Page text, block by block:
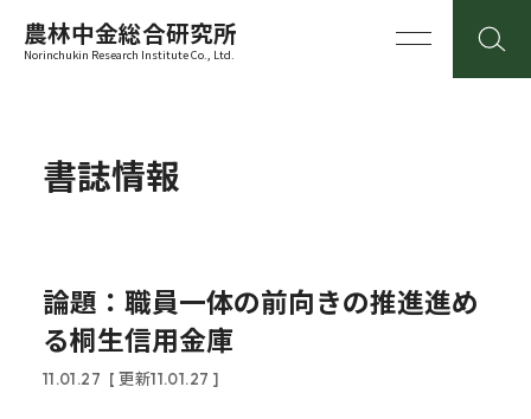
農林中金総合研究所
Norinchukin Research Institute Co., Ltd.
書誌情報
論題：職員一体の前向きの推進進め
る桐生信用金庫
11.01.27 [ 更新11.01.27 ]